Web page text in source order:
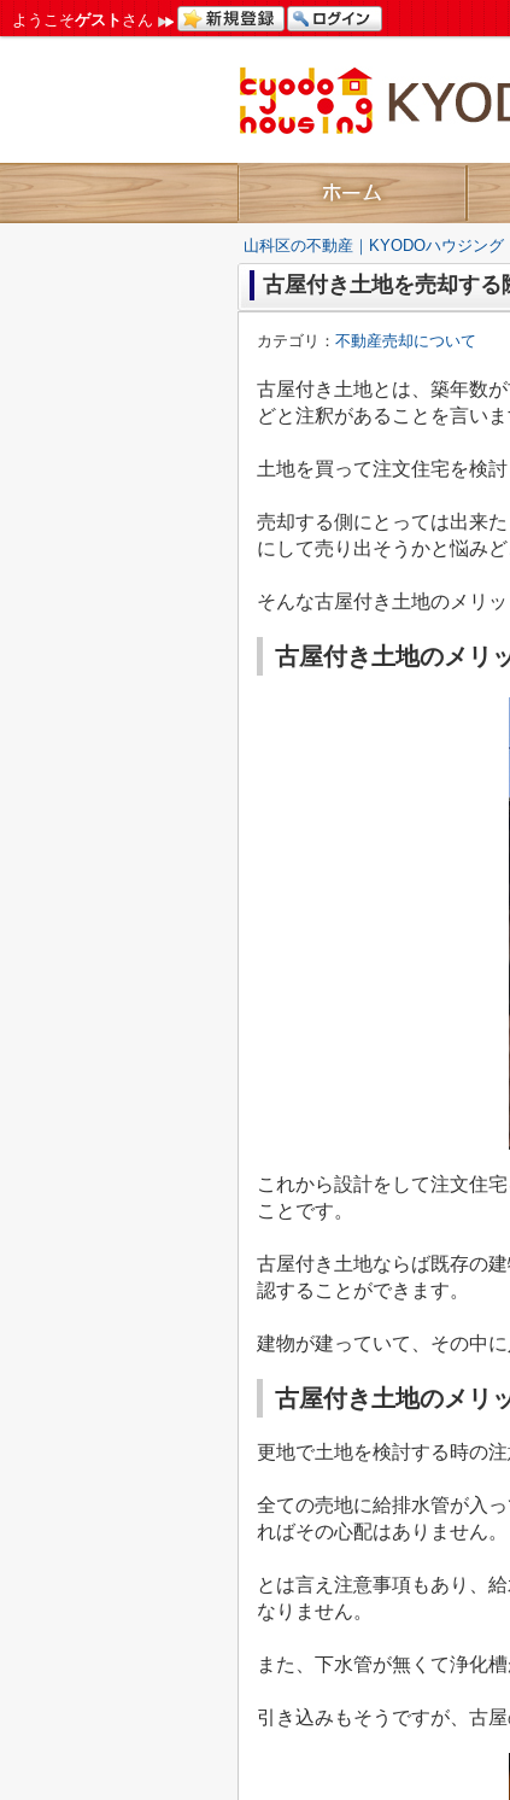
ようこそゲストさん
山科区の不動産｜KYODOハウジング
古屋付き土地を売却する
カテゴリ： 不動産売却について
古屋付き土地とは、築年数
どと注釈があることを言いま
土地を買って注文住宅を検
売却する側にとっては出来
にして売り出そうかと悩み
そんな古屋付き土地のメリ
古屋付き土地のメリ
これから設計をして注文住
ことです。
古屋付き土地ならば既存の
認することができます。
建物が建っていて、その中
古屋付き土地のメリ
更地で土地を検討する時の
全ての売地に給排水管が入
ればその心配はありません。
とは言え注意事項もあり、
なりません。
また、下水管が無くて浄化
引き込みもそうですが、古